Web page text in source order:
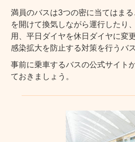
満員のバスは3つの密に当てはま
を開けて換気しながら運行したり
用、平日ダイヤを休日ダイヤに変
感染拡大を防止する対策を行うバ
事前に乗車するバスの公式サイト
ておきましょう。